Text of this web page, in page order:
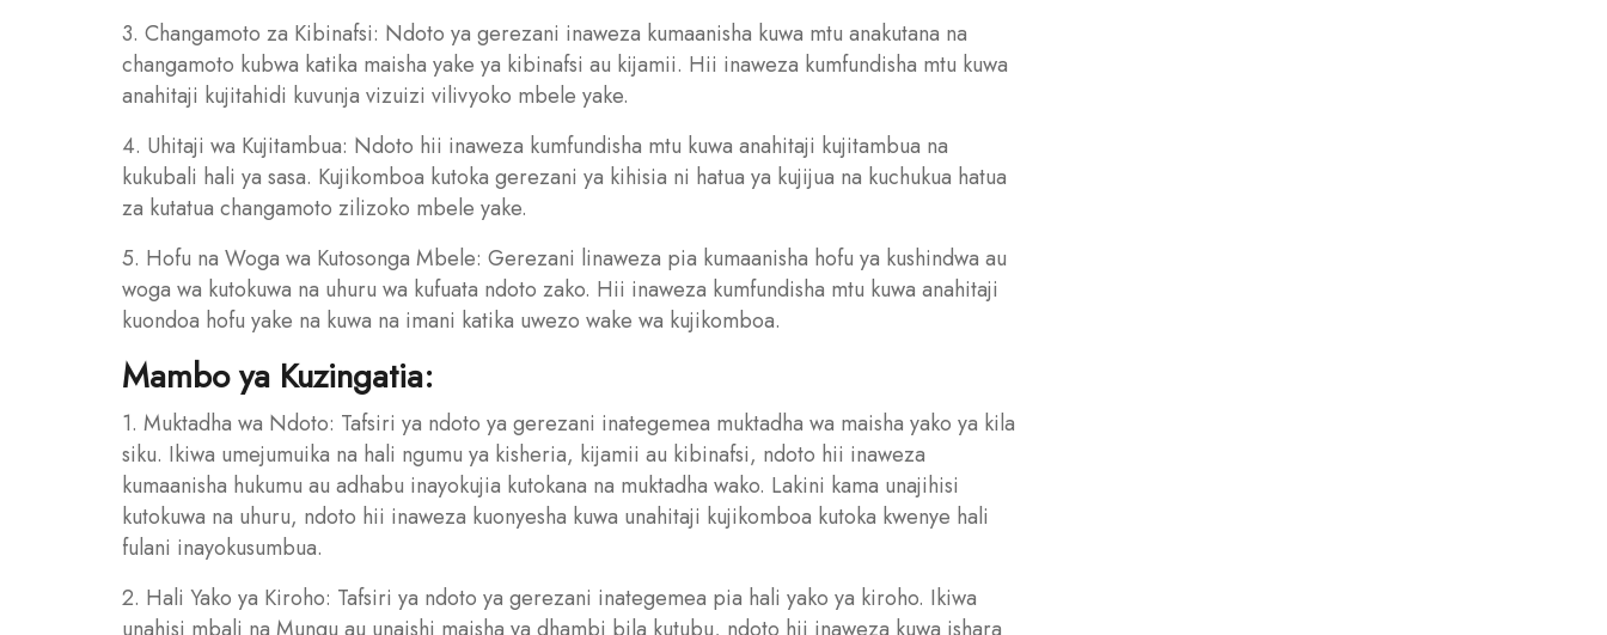
3. Changamoto za Kibinafsi: Ndoto ya gerezani inaweza kumaanisha kuwa mtu anakutana na
changamoto kubwa katika maisha yake ya kibinafsi au kijamii. Hii inaweza kumfundisha mtu kuwa
anahitaji kujitahidi kuvunja vizuizi vilivyoko mbele yake.
4. Uhitaji wa Kujitambua: Ndoto hii inaweza kumfundisha mtu kuwa anahitaji kujitambua na
kukubali hali ya sasa. Kujikomboa kutoka gerezani ya kihisia ni hatua ya kujijua na kuchukua hatua
za kutatua changamoto zilizoko mbele yake.
5. Hofu na Woga wa Kutosonga Mbele: Gerezani linaweza pia kumaanisha hofu ya kushindwa au
woga wa kutokuwa na uhuru wa kufuata ndoto zako. Hii inaweza kumfundisha mtu kuwa anahitaji
kuondoa hofu yake na kuwa na imani katika uwezo wake wa kujikomboa.
Mambo ya Kuzingatia:
1. Muktadha wa Ndoto: Tafsiri ya ndoto ya gerezani inategemea muktadha wa maisha yako ya kila
siku. Ikiwa umejumuika na hali ngumu ya kisheria, kijamii au kibinafsi, ndoto hii inaweza
kumaanisha hukumu au adhabu inayokujia kutokana na muktadha wako. Lakini kama unajihisi
kutokuwa na uhuru, ndoto hii inaweza kuonyesha kuwa unahitaji kujikomboa kutoka kwenye hali
fulani inayokusumbua.
2. Hali Yako ya Kiroho: Tafsiri ya ndoto ya gerezani inategemea pia hali yako ya kiroho. Ikiwa
unahisi mbali na Mungu au unaishi maisha ya dhambi bila kutubu, ndoto hii inaweza kuwa ishara